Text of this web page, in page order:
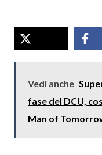
Vedi anche
fase del DCU,
Man of